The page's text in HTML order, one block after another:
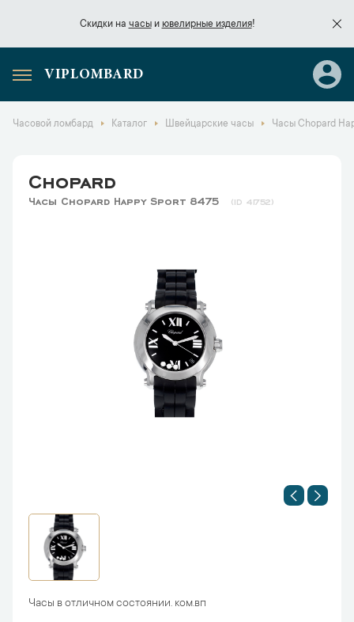
Скидки на часыи ювелирные изделия!
Скидки начасы
VIPLOMBARD
Часовой ломбард Каталог Швейцарские часы Часы Chopard
Chopard
Часы Chopard Happy Sport 8475 41752
Часы в отличном состоянии. ком.вп